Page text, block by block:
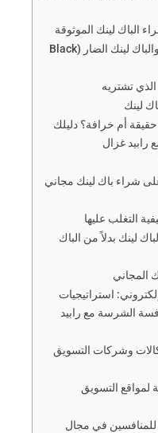
لينك الموثوقة
كيف تتجنب المواقع الاحتيالية والباك لينك الضار (Black
تشتريه
لينك
أم خرافة؟ دليلك
غزال
شراء باك لينك مجاني
التغلب عليها
بدلاً من الباك
استراتيجيات
الشرسة مع رابيد
وشركات التسويق
التسويق
في مجال